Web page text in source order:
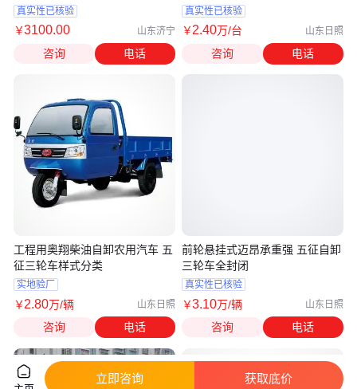
真实性已核验
￥3100.00 山东济宁
咨询 电话
工程用奥翔柴油自卸农用汽车 五
征三轮车样式分类
实地验厂
￥2.80万/辆 山东日照
咨询 电话
真实性已核验
￥2.40万/台 山东日照
咨询 电话
前轮悬挂式迈昂承重强 五征自卸
三轮车全封闭
真实性已核验
￥3.10万/辆 山东日照
咨询 电话
立即咨询 获取底价